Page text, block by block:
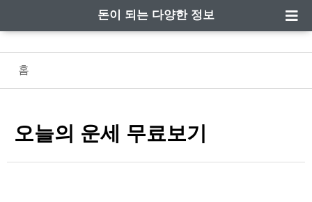
돈이 되는 다양한 정보
홈
오늘의 운세 무료보기